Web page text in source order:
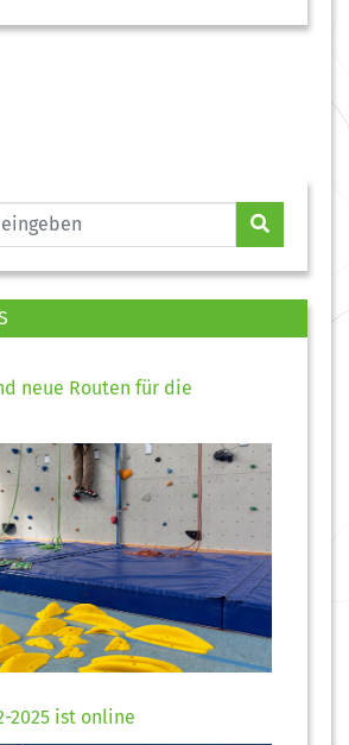
neue Routen für die
2025 ist online